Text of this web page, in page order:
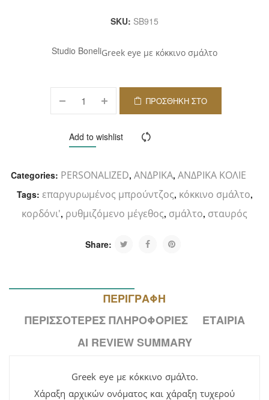
SKU: SB915
Studio BoneliGreek eye με κόκκινο σμάλτο
ΠΡΟΣΘΉΚΗ ΣΤΟ
Add to wishlist
Categories: PERSONALIZED, ΑΝΔΡΙΚΑ, ΑΝΔΡΙΚΑ ΚΟΛΙΕ
Tags: επαργυρωμένος μπρούντζος, κόκκινο σμάλτο,
κορδόνι', ρυθμιζόμενο μέγεθος, σμάλτο, σταυρός
Share:
ΠΕΡΙΓΡΑΦΉ
ΠΕΡΙΣΣΌΤΕΡΕΣ ΠΛΗΡΟΦΟΡΊΕΣ
ΕΤΑΙΡΊΑ
AI REVIEW SUMMARY
Greek eye με κόκκινο σμάλτο.
Χάραξη αρχικών ονόματος και χάραξη τυχερού